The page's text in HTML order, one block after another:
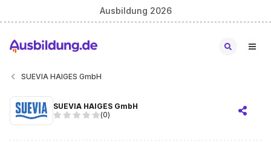
Ausbildung 2026
SUEVIA HAIGES GmbH
SUEVIA HAIGES GmbH
(0)